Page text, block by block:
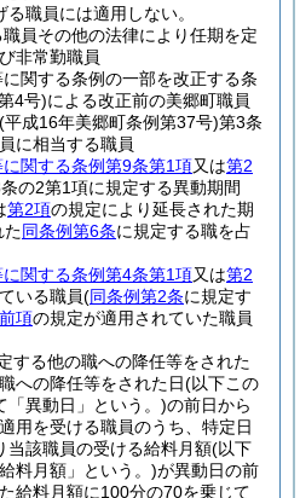
職員には適用しない。
員その他の法律により任期を定
非常勤職員
関する条例の一部を改正する条
4号)による改正前の美郷町職員
(平成16年美郷町条例第37号)第3条
に相当する職員
関する条例第9条第1項又は第2
の2第1項に規定する異動期間
第2項の規定により延長された期
た同条例第6条に規定する職を占
関する条例第4条第1項又は第2
いる職員(同条例第2条に規定す
前項の規定が適用されていた職員
する他の職への降任等をされた
への降任等をされた日(以下この
「異動日」という。)の前日から
用を受ける職員のうち、特定日
当該職員の受ける給料月額(以下
料月額」という。)が異動日の前
給料月額に100分の70を乗じて